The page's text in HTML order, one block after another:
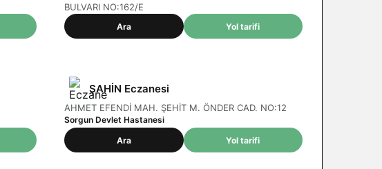
BULVARI NO:162/E
Ara Yol tarifi
ŞAHİN Eczanesi
AHMET EFENDİ MAH. ŞEHİT M. ÖNDER CAD. NO:12
Sorgun Devlet Hastanesi
Ara
Yol tarifi